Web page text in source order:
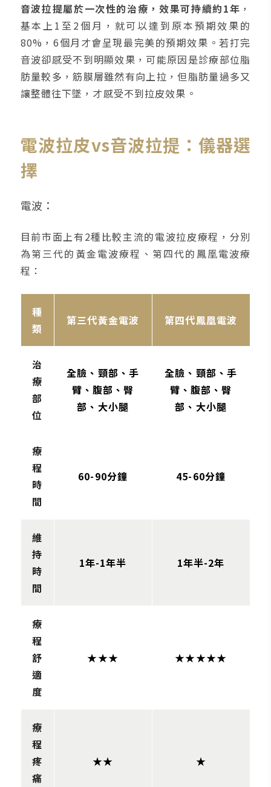
音波拉提屬於一次性的治療，效果可持續約1年 ，
基本上1至2個月，就可以達到原本預期效果的
80%，6個月才會呈現最完美的預期效果。若打完
音波卻感受不到明顯效果，可能原因是診療部位脂
肪量較多，筋膜層雖然有向上拉，但脂肪量過多又
讓整體往下墜，才感受不到拉皮效果。
電波拉皮vs音波拉提：儀器選
擇
電波：
目前市面上有2種比較主流的電波拉皮療程，分別
為第三代的黃金電波療程、第四代的鳳凰電波療
程：
種
類
第三代黃金電波 第四代鳳凰電波
治
療
部
位
全臉、頸部、手
臂、腹部、臀
部、大小腿
全臉、頸部、手
臂、腹部、臀
部、大小腿
療
程
時
間
60-90分鐘 45-60分鐘
維
持
時
間
1年-1年半 1年半-2年
療
程
舒
適
度
★★★ ★★★★★
療
程
疼
痛
★★ ★